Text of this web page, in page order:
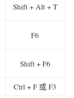
Shift + Alt + T
F6
Shift + F6
Ctrl + F 或 F3